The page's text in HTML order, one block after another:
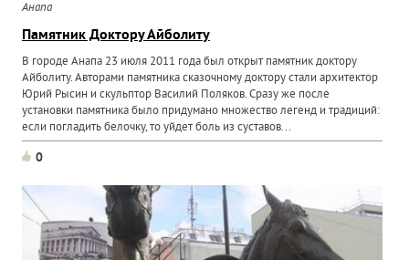
Анапа
Памятник Доктору Айболиту
В городе Анапа 23 июля 2011 года был открыт памятник доктору
Айболиту. Авторами памятника сказочному доктору стали архитектор
Юрий Рысин и скульптор Василий Поляков. Сразу же после
установки памятника было придумано множество легенд и традиций:
если погладить белочку, то уйдет боль из суставов...
0